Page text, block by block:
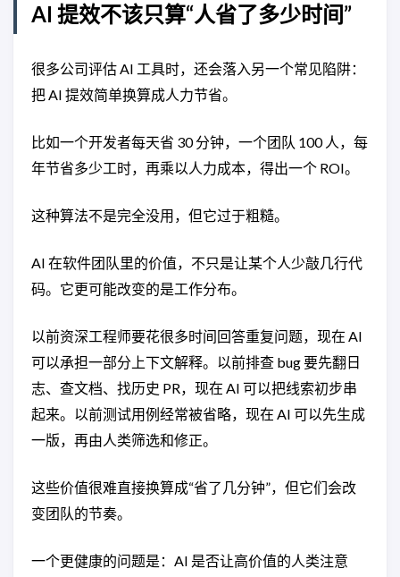
AI 提效不该只算“人省了多少时间”
很多公司评估 AI 工具时，还会落入另一个常见陷阱：
把 AI 提效简单换算成人力节省。
比如一个开发者每天省 30 分钟，一个团队 100 人，每
年节省多少工时，再乘以人力成本，得出一个 ROI。
这种算法不是完全没用，但它过于粗糙。
AI 在软件团队里的价值，不只是让某个人少敲几行代
码。它更可能改变的是工作分布。
以前资深工程师要花很多时间回答重复问题，现在 AI
可以承担一部分上下文解释。以前排查 bug 要先翻日
志、查文档、找历史 PR，现在 AI 可以把线索初步串
起来。以前测试用例经常被省略，现在 AI 可以先生成
一版，再由人类筛选和修正。
这些价值很难直接换算成“省了几分钟”，但它们会改
变团队的节奏。
一个更健康的问题是：AI 是否让高价值的人类注意